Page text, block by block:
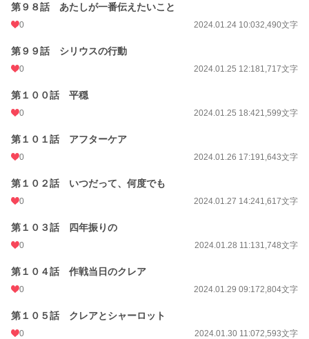
第９８話 あたしが一番伝えたいこと
0 2024.01.24 10:032,490文字
第９９話 シリウスの行動
0 2024.01.25 12:181,717文字
第１００話 平穏
0 2024.01.25 18:421,599文字
第１０１話 アフターケア
0 2024.01.26 17:191,643文字
第１０２話 いつだって、何度でも
0 2024.01.27 14:241,617文字
第１０３話 四年振りの
0 2024.01.28 11:131,748文字
第１０４話 作戦当日のクレア
0 2024.01.29 09:172,804文字
第１０５話 クレアとシャーロット
0 2024.01.30 11:072,593文字